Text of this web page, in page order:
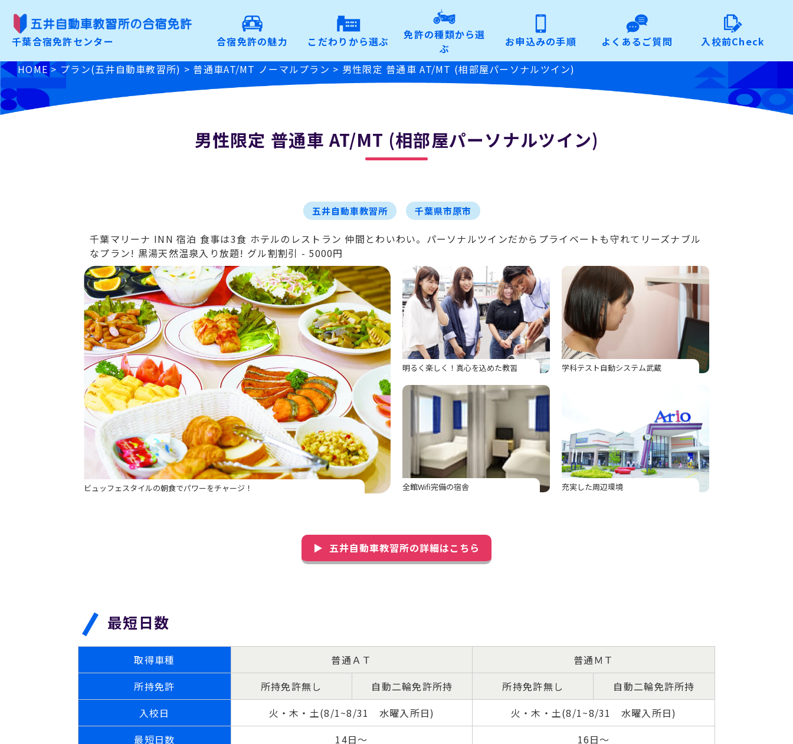
千葉合宿免許センター 合宿免許の魅力 こだわりから選ぶ
免許の種類から選
ぶ
お申込みの手順 よくあるご質問 入校前Check
合宿免許の魅力
こだわりから選ぶ
免許の種類から選ぶ
特定商取引に基づく表記
プライバシーポリシー
HOME > プラン(五井自動車教習所) > 普通車AT/MT ノーマルプラン > 男性限定 普通車 AT/MT (相部屋パーソナルツイン)
男性限定 普通車 AT/MT (相部屋パーソナルツイン)
五井自動車教習所 千葉県市原市
千葉マリーナ INN 宿泊 食事は3食 ホテルのレストラン 仲間とわいわい。パーソナルツインだからプライベートも守れてリーズナブル
なプラン! 黒湯天然温泉入り放題! グル割割引 - 5000円
ビュッフェスタイルの朝食でパワーをチャージ！
明るく楽しく！真心を込めた教習 学科テスト自動システム武蔵
全館Wifi完備の宿舎 充実した周辺環境
五井自動車教習所の詳細はこちら
最短日数
取得車種 普通ＡＴ
普通ＭＴ
所持免許
所持免許無し 自動二輪免許所持 所持免許無し
自動二輪免許所持
入校日
火・木・土(8/1~8/31 水曜入所日)
火・木・土(8/1~8/31 水曜入所日)
最短日数
14日～ 16日～